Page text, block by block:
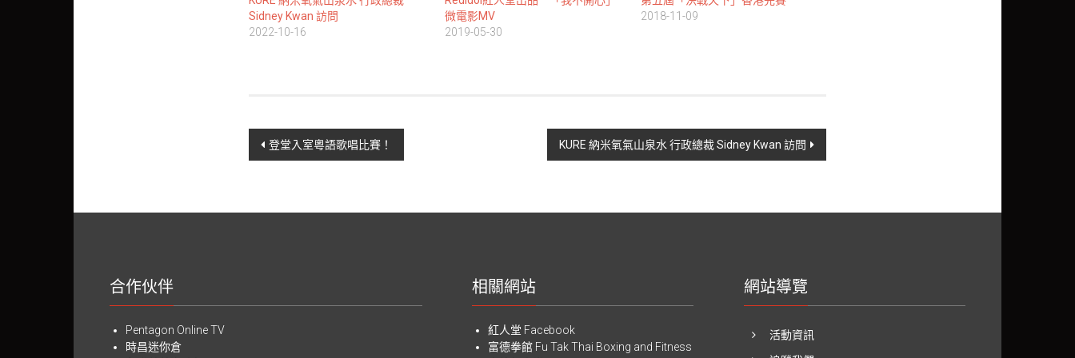
Sidney Kwan 訪問
2022-10-16
微電影MV
2019-05-30
2018-11-09
Post
登堂入室粵語歌唱比賽！ KURE 納米氧氣山泉水 行政總裁 Sidney Kwan 訪問
合作伙伴
Pentagon Online TV
時昌迷你倉
相關網站
紅人堂 Facebook
富德拳館 Fu Tak Thai Boxing and Fitness
網站導覽
活動資訊